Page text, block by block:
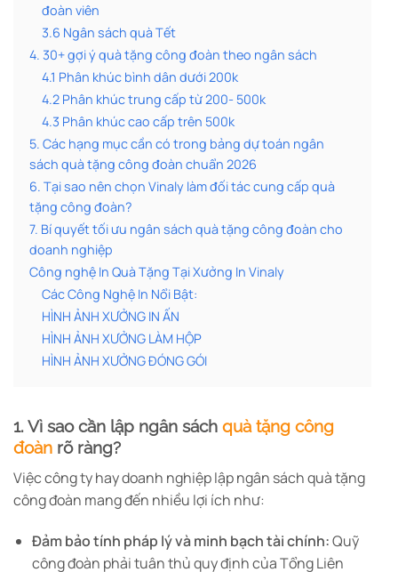
đoàn viên
3.6 Ngân sách quà Tết
4. 30+ gợi ý quà tặng công đoàn theo ngân sách
4.1 Phân khúc bình dân dưới 200k
4.2 Phân khúc trung cấp từ 200- 500k
4.3 Phân khúc cao cấp trên 500k
5. Các hạng mục cần có trong bảng dự toán ngân
sách quà tặng công đoàn chuẩn 2026
6. Tại sao nên chọn Vinaly làm đối tác cung cấp quà
tặng công đoàn?
7. Bí quyết tối ưu ngân sách quà tặng công đoàn cho
doanh nghiệp
Công nghệ In Quà Tặng Tại Xưởng In Vinaly
Các Công Nghệ In Nổi Bật:
HÌNH ẢNH XƯỞNG IN ẤN
HÌNH ẢNH XƯỞNG LÀM HỘP
HÌNH ẢNH XƯỞNG ĐÓNG GÓI
1. Vì sao cần lập ngân sách quà tặng công
đoàn rõ ràng?
Việc công ty hay doanh nghiệp lập ngân sách quà tặng
công đoàn mang đến nhiều lợi ích như:
Đảm bảo tính pháp lý và minh bạch tài chính:Quỹ
công đoàn phải tuân thủ quy định của Tổng Liên